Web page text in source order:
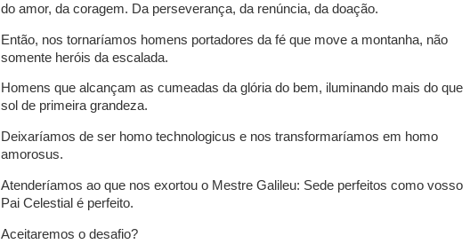
do amor, da coragem. Da perseverança, da renúncia, da doação.
Então, nos tornaríamos homens portadores da fé que move a montanha, não
somente heróis da escalada.
Homens que alcançam as cumeadas da glória do bem, iluminando mais do que
sol de primeira grandeza.
Deixaríamos de ser homo technologicus e nos transformaríamos em homo
amorosus.
Atenderíamos ao que nos exortou o Mestre Galileu: Sede perfeitos como vosso
Pai Celestial é perfeito.
Aceitaremos o desafio?